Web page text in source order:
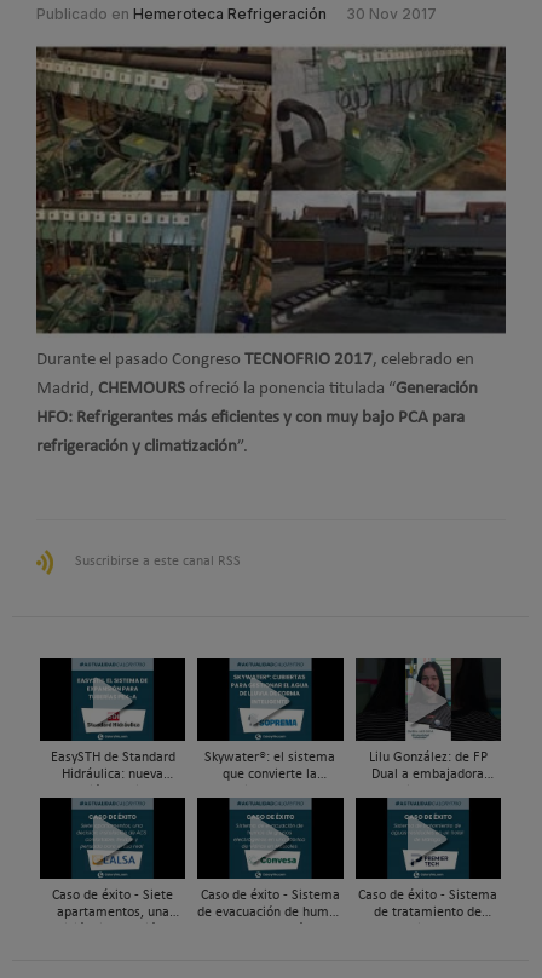
Publicado en Hemeroteca Refrigeración 30 Nov 2017
Durante el pasado Congreso TECNOFRIO 2017, celebrado en
Madrid, CHEMOURS ofreció la ponencia titulada “Generación
HFO: Refrigerantes más eficientes y con muy bajo PCA para
refrigeración y climatización”.
Suscribirse a este canal RSS
EasySTH de Standard
Hidráulica: nueva
de expansión para
tuberías PEX
Skywater®: el sistema
que convierte la
infraestructura activa de
gestión del agua...
Lilu González: de FP
Dual a embajadora
| Mecatrónica Industrial
Caso de éxito - Siete
apartamentos, una
Caso de éxito - Sistema
de evacuación de humos
Caso de éxito - Sistema
de tratamiento de